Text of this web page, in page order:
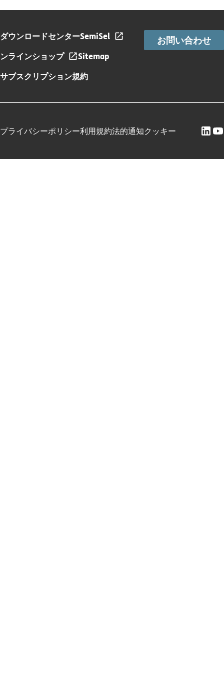
ダウンロードセンターSemiSel
ンラインショップ
Sitemap
サブスクリプション規約
お問い合わせ
プライバシーポリシー利用規約法的通知クッキー